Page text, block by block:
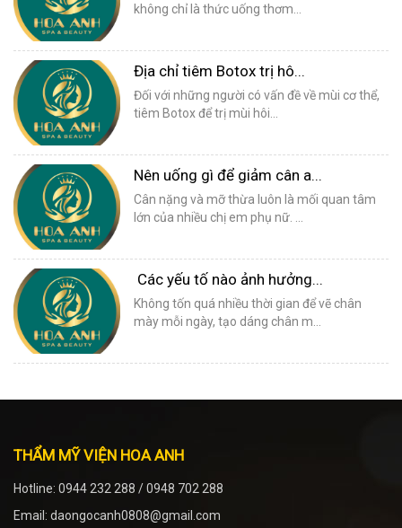
không chỉ là thức uống thơm...
Địa chỉ tiêm Botox trị hô...
Đối với những người có vấn đề về mùi cơ thể,
tiêm Botox để trị mùi hôi...
Nên uống gì để giảm cân a...
Cân nặng và mỡ thừa luôn là mối quan tâm
lớn của nhiều chị em phụ nữ. ...
Các yếu tố nào ảnh hưởng...
Không tốn quá nhiều thời gian để vẽ chân
mày mỗi ngày, tạo dáng chân m...
THẨM MỸ VIỆN HOA ANH
Hotline: 0944 232 288 / 0948 702 288
Email: daongocanh0808@gmail.com